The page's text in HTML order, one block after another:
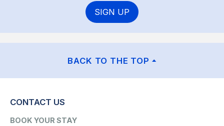
SIGN UP
BACK TO THE TOP
CONTACT US
BOOK YOUR STAY